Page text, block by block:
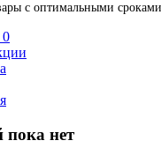
с оптимальными сроками
пока нет